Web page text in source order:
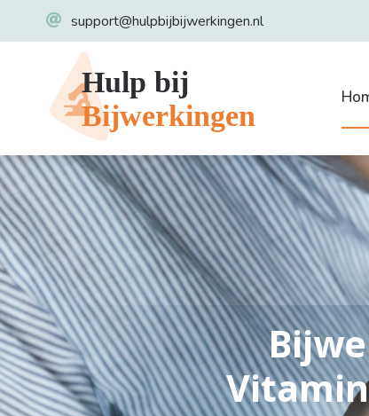
support@hulpbijbijwerkingen.nl